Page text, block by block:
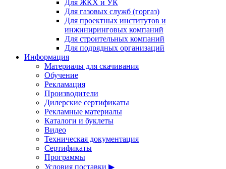
Для ЖКХ и УК
Для газовых служб (горгаз)
Для проектных институтов и
инжиниринговых компаний
Для строительных компаний
Для подрядных организаций
Информация
Материалы для скачивания
Обучение
Рекламация
Производители
Дилерские сертификаты
Рекламные материалы
Каталоги и буклеты
Видео
Техническая документация
Сертификаты
Программы
Условия поставки ▶